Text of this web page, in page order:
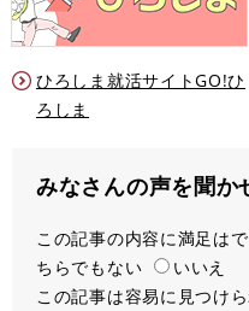
ひろしま就活サイトGO!ひ
ろしま
みなさんの声を聞か
満
足
度
この記事の内容に満足は
ちらでもない
いいえ
容
この記事は容易に見つけ